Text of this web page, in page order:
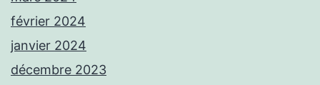
février 2024
janvier 2024
décembre 2023